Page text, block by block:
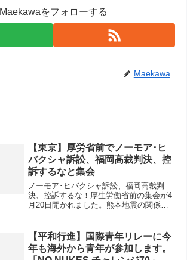
Maekawaをフォローする
Maekawa
【東京】厚労省前でノーモア･ヒ
バクシャ訴訟、福岡高裁判決、控
訴するなと集会
ノーモア･ヒバクシャ訴訟、福岡高裁判
決、控訴するな！厚生労働省前の集会が4
月20日開かれました。熊本地震の関係で
なさんや弁護士、東京原水協、日本原水
協から35人が参加。...
【平和行進】国際青年リレーに今
年も海外から青年が参加します。